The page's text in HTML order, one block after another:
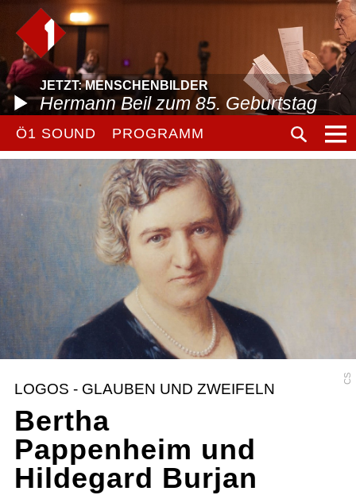
JETZT: MENSCHENBILDER
Hermann Beil zum 85. Geburtstag
Ö1 SOUND PROGRAMM
CS
LOGOS - GLAUBEN UND ZWEIFELN
Bertha
Pappenheim und
Hildegard Burjan